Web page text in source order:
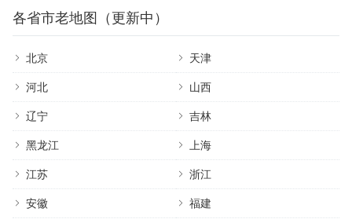
各省市老地图（更新中）
北京 天津
河北 山西
辽宁 吉林
黑龙江 上海
江苏 浙江
安徽 福建